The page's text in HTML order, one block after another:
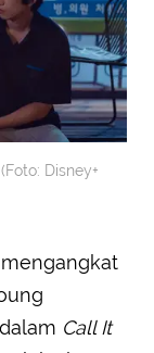
Disney+
Call It